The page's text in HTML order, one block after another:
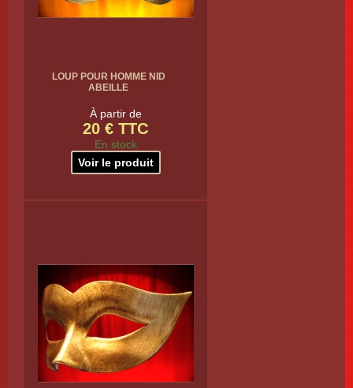
LOUP POUR HOMME NID
ABEILLE
À partir de
20 € TTC
En stock
Voir le produit